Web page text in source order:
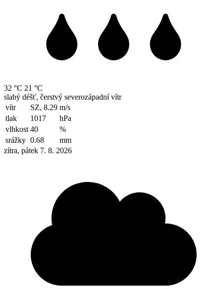
32 °C 21 °C
slabý déšť, čerstvý severozápadní vítr
vítr
SZ, 8.29 m/s
tlak
1017
hPa
vlhkost 40
%
srážky 0.68
mm
zítra, pátek 7. 8. 2026